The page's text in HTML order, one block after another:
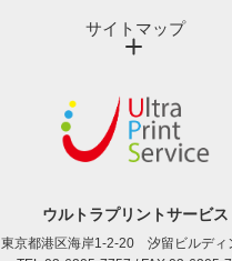
サイトマップ
ウルトラプリントサービス
東京都港区海岸1-2-20 汐留ビルディ